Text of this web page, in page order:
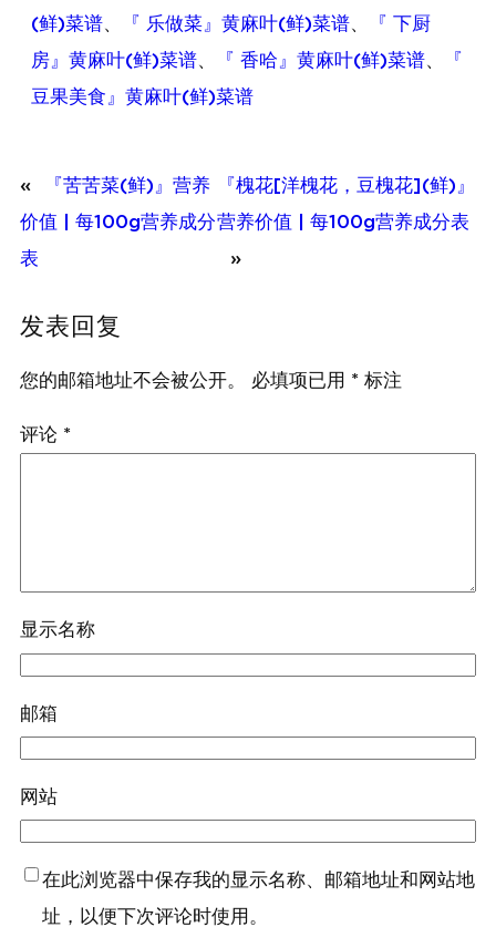
(鲜)菜谱、 『 乐做菜』黄麻叶(鲜)菜谱、
『 下厨
房』黄麻叶(鲜)菜谱、 『 香哈』黄麻叶(鲜)菜谱、
『
豆果美食』黄麻叶(鲜)菜谱
«
『苦苦菜(鲜)』营养
价值 | 每100g营养成分
表
『槐花[洋槐花，豆槐花](鲜)』
营养价值 | 每100g营养成分表
»
发表回复
您的邮箱地址不会被公开。 必填项已用 * 标注
评论 *
显示名称
邮箱
网站
在此浏览器中保存我的显示名称、邮箱地址和网站地
址，以便下次评论时使用。